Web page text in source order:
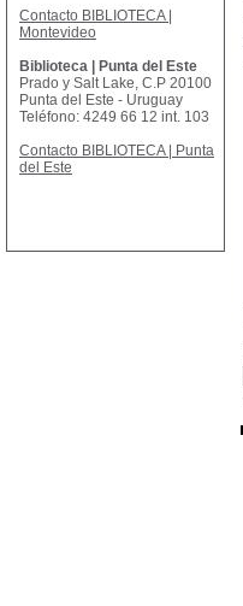
Contacto BIBLIOTECA |
Montevideo
Biblioteca | Punta del Este
Prado y Salt Lake, C.P 20100
Punta del Este - Uruguay
Teléfono: 4249 66 12 int. 103
Contacto BIBLIOTECA | Punta
del Este